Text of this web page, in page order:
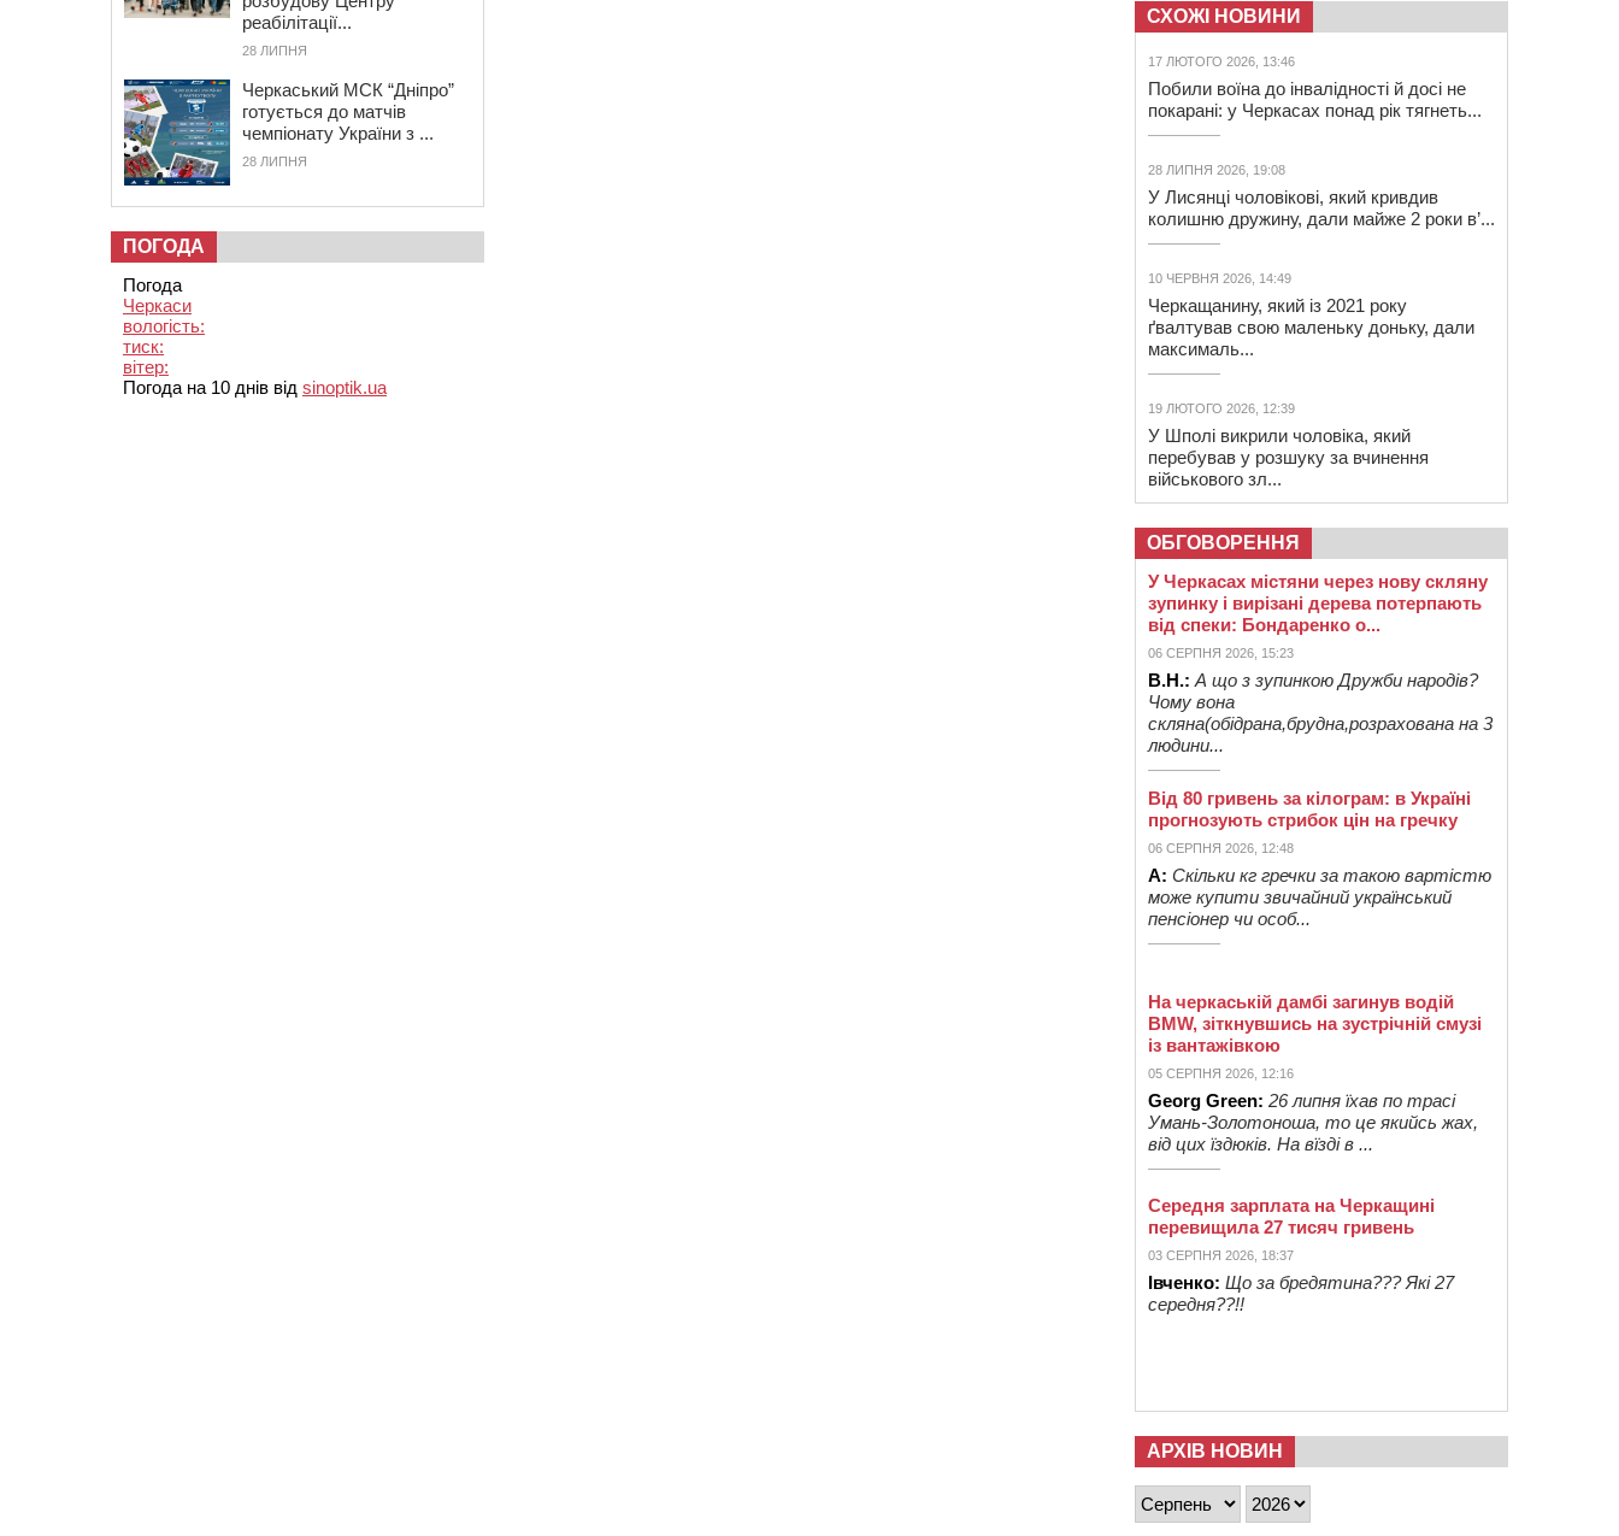
реабілітації...
28 ЛИПНЯ
Черкаський МСК “Дніпро”
готується до матчів
чемпіонату України з ...
28 ЛИПНЯ
ПОГОДА
Погода
Черкаси
вологість:
тиск:
вітер:
Погода на 10 днів від sinoptik.ua
СХОЖІ НОВИНИ
17 ЛЮТОГО 2026, 13:46
Побили воїна до інвалідності й досі не
покарані: у Черкасах понад рік тягнеть...
28 ЛИПНЯ 2026, 19:08
У Лисянці чоловікові, який кривдив
колишню дружину, дали майже 2 роки в’...
10 ЧЕРВНЯ 2026, 14:49
Черкащанину, який із 2021 року
ґвалтував свою маленьку доньку, дали
максималь...
19 ЛЮТОГО 2026, 12:39
У Шполі викрили чоловіка, який
перебував у розшуку за вчинення
військового зл...
ОБГОВОРЕННЯ
У Черкасах містяни через нову скляну
зупинку і вирізані дерева потерпають
від спеки: Бондаренко о...
06 СЕРПНЯ 2026, 15:23
В.Н.: А що з зупинкою Дружби народів?
Чому вона
скляна(обідрана,брудна,розрахована на 3
людини...
Від 80 гривень за кілограм: в Україні
прогнозують стрибок цін на гречку
06 СЕРПНЯ 2026, 12:48
А: Скільки кг гречки за такою вартістю
може купити звичайний український
пенсіонер чи особ...
На черкаській дамбі загинув водій
BMW, зіткнувшись на зустрічній смузі
із вантажівкою
05 СЕРПНЯ 2026, 12:16
Georg Green: 26 липня їхав по трасі
Умань-Золотоноша, то це якийсь жах,
від цих їздюків. На вїзді в ...
Середня зарплата на Черкащині
перевищила 27 тисяч гривень
03 СЕРПНЯ 2026, 18:37
Івченко: Що за бредятина??? Які 27
середня??!!
АРХІВ НОВИН